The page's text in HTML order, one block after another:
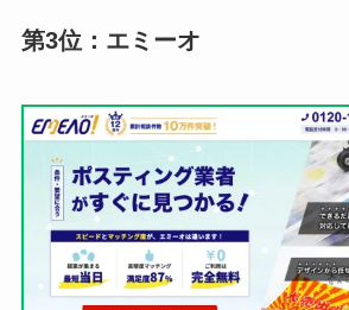
第3位：エミーオ